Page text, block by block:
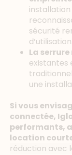
sécurité
d’utilisation.
La
existantes
une
Si vous
connectée,
performants,
location
réduction avec